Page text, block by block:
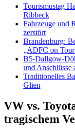
Tourismustag
Ribbeck
Fahrzeuge und
zerstört
Brandenburg:
„ADFC on
B5-Dallgow-
und Anschlüsse
Traditionelles
Glien
VW vs.
tragischem